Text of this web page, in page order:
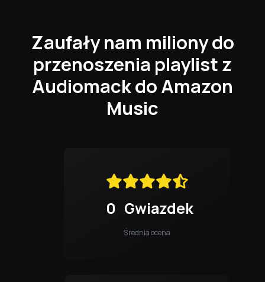
Zaufały nam miliony do
przenoszenia playlist z
Audiomack do Amazon
Music
0 Gwiazdek
Średnia ocena